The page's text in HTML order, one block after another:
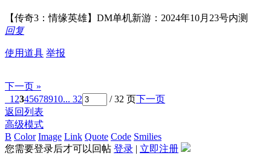
【传奇3：情缘英雄】DM单机新游：2024年10月23号内测
回复
使用道具 举报
下一页 »
1 2345678910... 32 / 32 页下一页
返回列表
高级模式
B Color Image Link Quote Code Smilies
您需要登录后才可以回帖 登录 | 立即注册